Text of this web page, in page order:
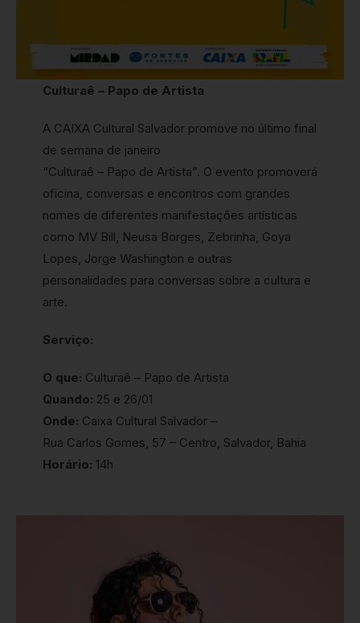
Culturaê – Papo de Artista
A CAIXA Cultural Salvador promove no último final
de semana de janeiro
“Culturaê – Papo de Artista”. O evento promoverá
oficina, conversas e encontros com grandes
nomes de diferentes manifestações artísticas
como MV Bill, Neusa Borges, Zebrinha, Goya
Lopes, Jorge Washington e outras
personalidades para conversas sobre a cultura e
arte.
Serviço:
O que: Culturaê – Papo de Artista
Quando: 25 e 26/01
Onde: Caixa Cultural Salvador –
Rua Carlos Gomes, 57 – Centro, Salvador, Bahia
Horário: 14h